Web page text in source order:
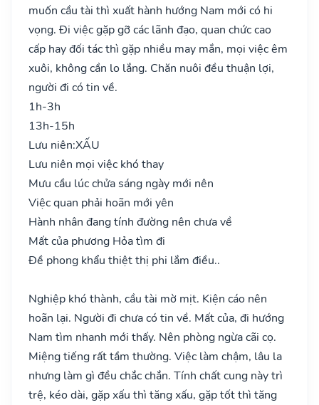
muốn cầu tài thì xuất hành hướng Nam mới có hi
vọng. Đi việc gặp gỡ các lãnh đạo, quan chức cao
cấp hay đối tác thì gặp nhiều may mắn, mọi việc êm
xuôi, không cần lo lắng. Chăn nuôi đều thuận lợi,
người đi có tin về.
1h-3h
13h-15h
Lưu niên:XẤU
Lưu niên mọi việc khó thay
Mưu cầu lúc chửa sáng ngày mới nên
Việc quan phải hoãn mới yên
Hành nhân đang tính đường nên chưa về
Mất của phương Hỏa tìm đi
Đề phong khẩu thiệt thị phi lắm điều..
Nghiệp khó thành, cầu tài mờ mịt. Kiện cáo nên
hoãn lại. Người đi chưa có tin về. Mất của, đi hướng
Nam tìm nhanh mới thấy. Nên phòng ngừa cãi cọ.
Miệng tiếng rất tầm thường. Việc làm chậm, lâu la
nhưng làm gì đều chắc chắn. Tính chất cung này trì
trệ, kéo dài, gặp xấu thì tăng xấu, gặp tốt thì tăng